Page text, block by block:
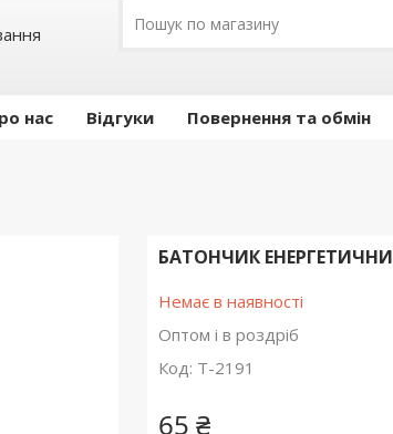
нас Відгуки Повернення та обмін
БАТОНЧИК
Немає в наявності
Оптом і в роздріб
Код: T-2191
65 ₴